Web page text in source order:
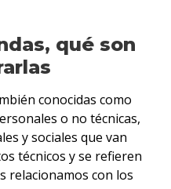
qué son
conocidas como
o no técnicas,
y sociales que van
técnicos y se refieren
relacionamos con los